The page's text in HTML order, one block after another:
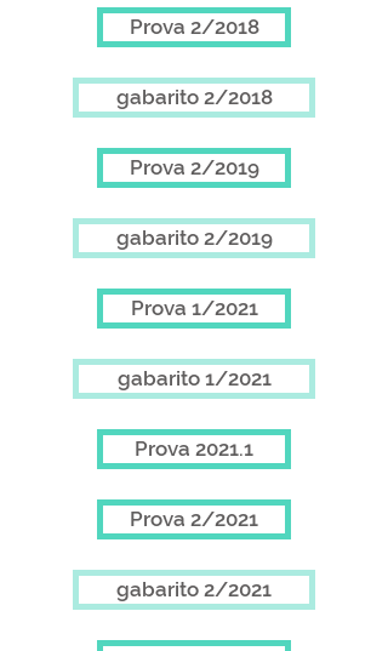
Prova 2/2018
gabarito 2/2018
Prova 2/2019
gabarito 2/2019
Prova 1/2021
gabarito 1/2021
Prova 2021.1
Prova 2/2021
gabarito 2/2021